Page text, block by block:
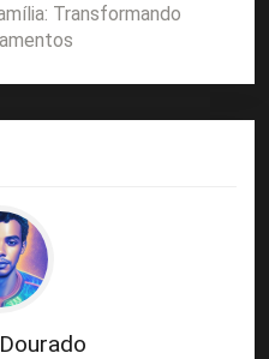
Transformando